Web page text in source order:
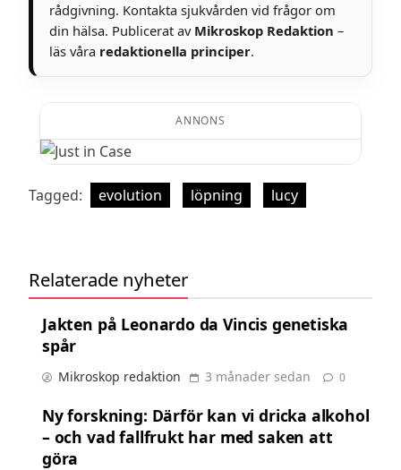
rådgivning. Kontakta sjukvården vid frågor om
din hälsa. Publicerat av Mikroskop Redaktion –
läs våra redaktionella principer.
ANNONS
Tagged: evolution löpning lucy
Relaterade nyheter
Jakten på Leonardo da Vincis genetiska
spår
Mikroskop redaktion 3 månader sedan 0
Ny forskning: Därför kan vi dricka alkohol
– och vad fallfrukt har med saken att
göra